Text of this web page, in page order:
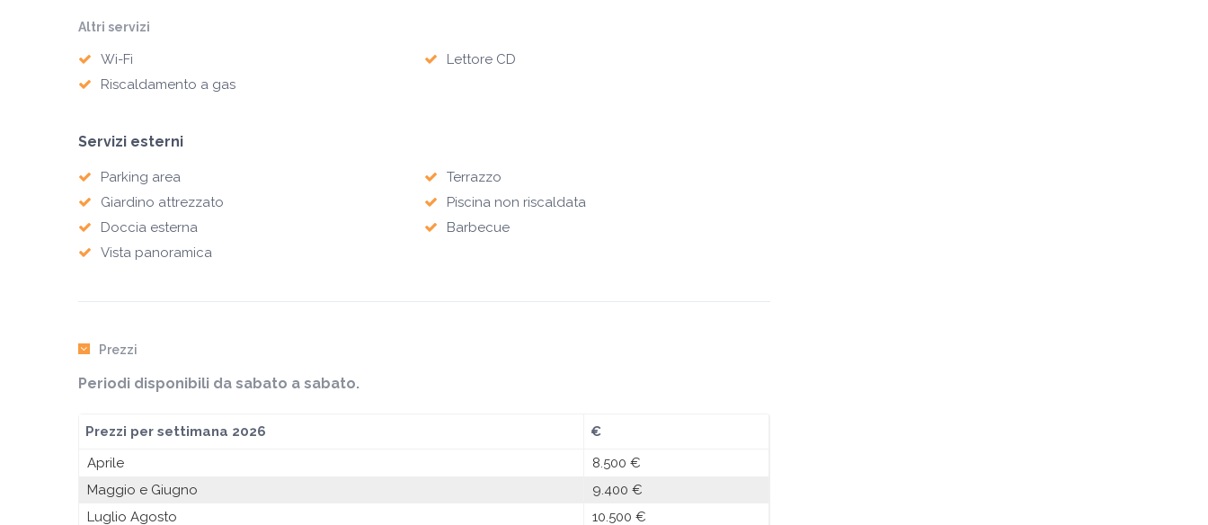
Altri servizi
Wi-Fi
Lettore CD
Riscaldamento a gas
Servizi esterni
Parking area
Terrazzo
Giardino attrezzato
Piscina non riscaldata
Doccia esterna
Barbecue
Vista panoramica
Prezzi
Periodi disponibili da sabato a sabato.
Prezzi per settimana 2026
€
Aprile
8.500 €
Maggio e Giugno
9.400 €
Luglio Agosto
10.500 €